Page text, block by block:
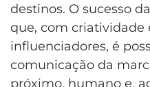
destinos. O sucesso
que, com criatividade
influenciadores, é
comunicação da
próximo, humano e,